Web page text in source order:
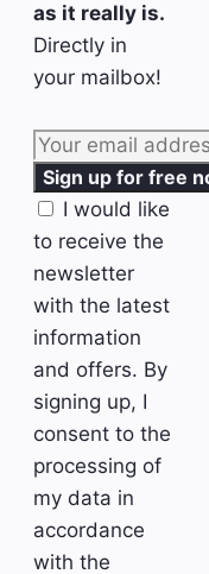
as it really is.
Directly in
your mailbox!
I would like
to receive the
newsletter
with the latest
information
and offers. By
signing up, I
consent to the
processing of
my data in
accordance
with the